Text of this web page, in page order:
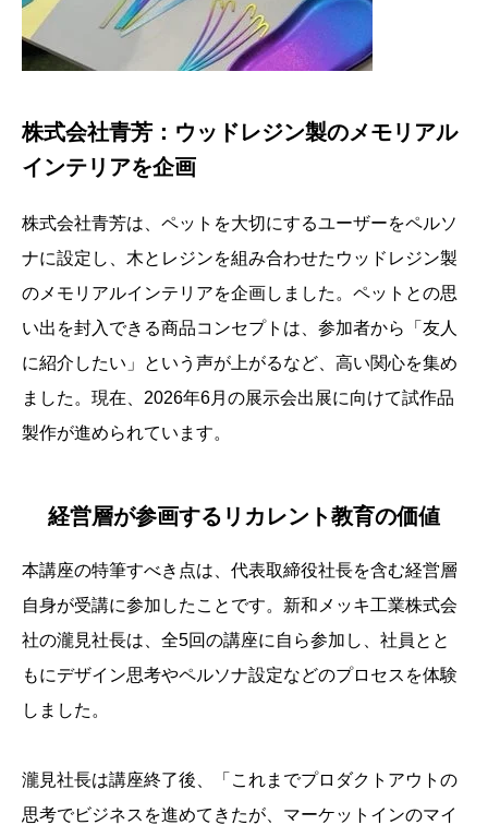
株式会社青芳：ウッドレジン製のメモリアル
インテリアを企画
株式会社青芳は、ペットを大切にするユーザーをペルソ
ナに設定し、木とレジンを組み合わせたウッドレジン製
のメモリアルインテリアを企画しました。ペットとの思
い出を封入できる商品コンセプトは、参加者から「友人
に紹介したい」という声が上がるなど、高い関心を集め
ました。現在、2026年6月の展示会出展に向けて試作品
製作が進められています。
経営層が参画するリカレント教育の価値
本講座の特筆すべき点は、代表取締役社長を含む経営層
自身が受講に参加したことです。新和メッキ工業株式会
社の瀧見社長は、全5回の講座に自ら参加し、社員とと
もにデザイン思考やペルソナ設定などのプロセスを体験
しました。
瀧見社長は講座終了後、「これまでプロダクトアウトの
思考でビジネスを進めてきたが、マーケットインのマイ